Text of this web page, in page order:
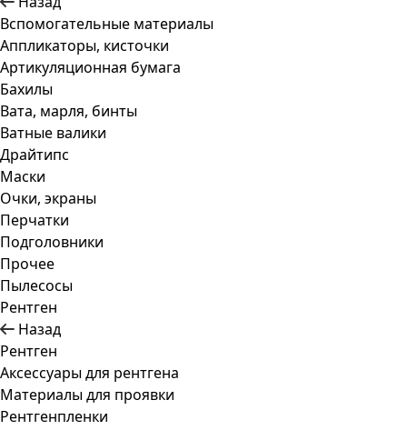
Вспомогательные материалы
Аппликаторы, кисточки
Артикуляционная бумага
Бахилы
Вата, марля, бинты
Ватные валики
Драйтипс
Маски
Очки, экраны
Перчатки
Подголовники
Прочее
Пылесосы
Рентген
Назад
Рентген
Аксессуары для рентгена
Материалы для проявки
Рентгенпленки